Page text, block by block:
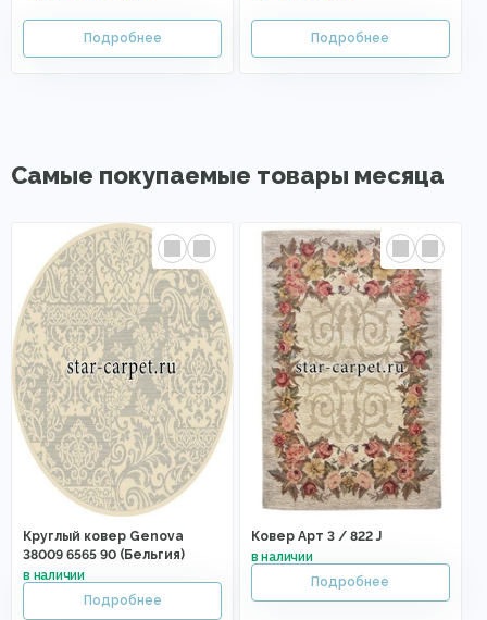
Самые покупаемые товары месяца
Круглый ковер Genova
38009 6565 90 (Бельгия)
Ковер Арт 3 / 822 J